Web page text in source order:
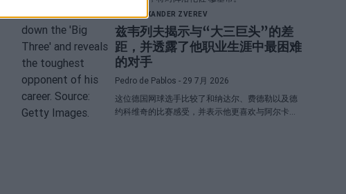
ALEXANDER ZVEREV
兹韦列夫揭示与“大三巨头”的差
距，并透露了他职业生涯中最困难
的对手
Pedro de Pablos - 29 7月 2026
这位德国网球选手比较了和纳达尔、费德勒以及德
约科维奇的比赛感受，并表示他更喜欢与阿尔卡拉